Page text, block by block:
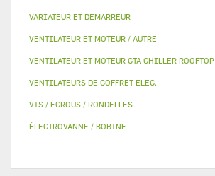
VARIATEUR ET DEMARREUR
VENTILATEUR ET MOTEUR / AUTRE
VENTILATEUR ET MOTEUR CTA CHILLER ROOFTOP
VENTILATEURS DE COFFRET ELEC.
VIS / ECROUS / RONDELLES
ÉLECTROVANNE / BOBINE